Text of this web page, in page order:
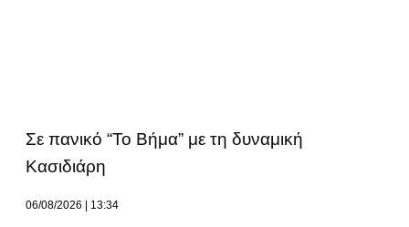
Σε πανικό “Το Βήμα” με τη δυναμική
Κασιδιάρη
06/08/2026 13:34